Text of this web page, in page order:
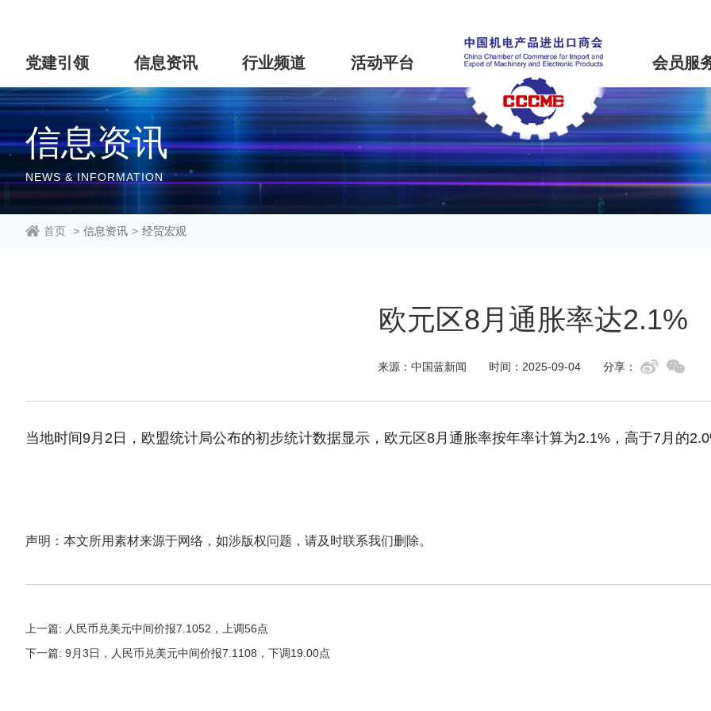
党建引领 信息资讯 行业频道 活动平台 会员服
信息资讯
NEWS & INFORMATION
首页 > 信息资讯 > 经贸宏观
欧元区8月通胀率达2.1%
来源：中国蓝新闻 时间：2025-09-04 分享：
当地时间9月2日，欧盟统计局公布的初步统计数据显示，欧元区8月通胀率按年率计算为2.1%，高于7月的
声明：本文所用素材来源于网络，如涉版权问题，请及时联系我们删除。
上一篇: 人民币兑美元中间价报7.1052，上调56点
下一篇: 9月3日，人民币兑美元中间价报7.1108，下调19.00点